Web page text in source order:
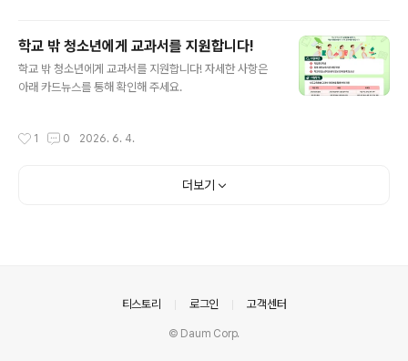
학교 밖 청소년에게 교과서를 지원합니다!
학교 밖 청소년에게 교과서를 지원합니다! 자세한 사항은
아래 카드뉴스를 통해 확인해 주세요.
1 0 2026. 6. 4.
더보기
티스토리 로그인 고객센터
© Daum Corp.